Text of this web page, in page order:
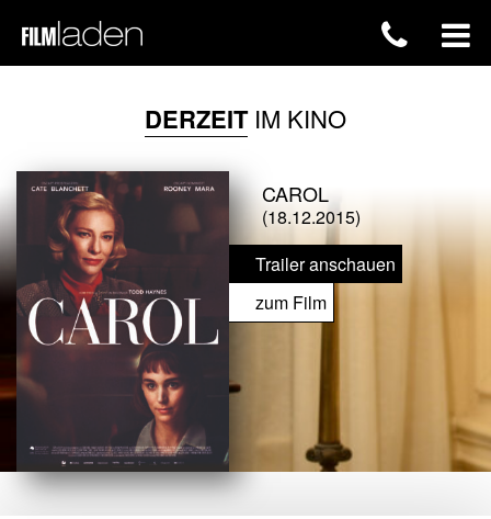
DERZEITIM KINO
CAROL
(18.12.2015)
Trailer anschauen
zum Film